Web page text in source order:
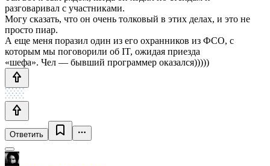
разговаривал с участниками.
Могу сказать, что он очень толковый в этих делах, и это не
просто пиар.
А еще меня поразил один из его охранников из ФСО, с
которым мы поговорили об IT, ожидая приезда
«шефа». Чел — бывший программер оказался)))))
Ответить